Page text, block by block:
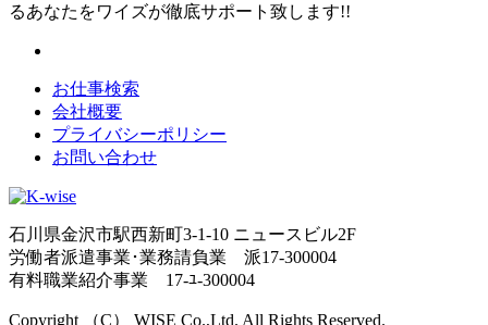
るあなたをワイズが徹底サポート致します!!
お仕事検索
会社概要
プライバシーポリシー
お問い合わせ
石川県金沢市駅西新町3-1-10 ニュースビル2F
労働者派遣事業･業務請負業 派17-300004
有料職業紹介事業 17-ﾕ-300004
Copyright （C） WISE Co.,Ltd. All Rights Reserved.